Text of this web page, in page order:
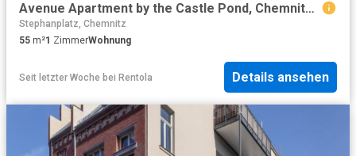
Avenue Apartment by the Castle Pond, Chemnitz Amsterdam Apartments for Rent
Stephanplatz, Chemnitz
55 m²1 ZimmerWohnung
Seit letzter Woche bei Rentola Details ansehen